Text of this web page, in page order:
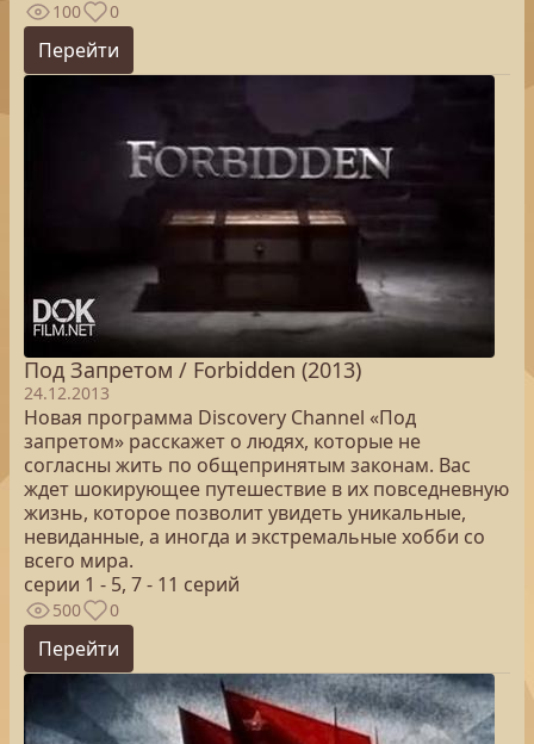
100 0
Перейти
Под Запретом / Forbidden (2013)
24.12.2013
Новая программа Discovery Channel «Под
запретом» расскажет о людях, которые не
согласны жить по общепринятым законам. Вас
ждет шокирующее путешествие в их повседневную
жизнь, которое позволит увидеть уникальные,
невиданные, а иногда и экстремальные хобби со
всего мира.
серии 1 - 5, 7 - 11 серий
500 0
Перейти